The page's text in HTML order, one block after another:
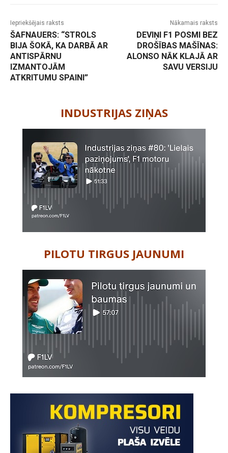
Iepriekšējais raksts
ŠAFNAUERS: “STROLS
BIJA ŠOKĀ, KA DARBĀ AR
ANTISPĀRNU
IZMANTOJĀM
ATKRITUMU SPAINI”
Nākamais raksts
DEVIŅI F1 POSMI BEZ
DROŠĪBAS MAŠĪNAS:
ALONSO NĀK KLAJĀ AR
SAVU VERSIJU
INDUSTRIJAS ZIŅAS
PILOTU TIRGUS JAUNUMI